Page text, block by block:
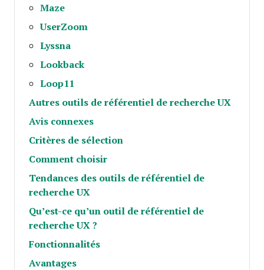
Maze
UserZoom
Lyssna
Lookback
Loop11
Autres outils de référentiel de recherche UX
Avis connexes
Critères de sélection
Comment choisir
Tendances des outils de référentiel de
recherche UX
Qu’est-ce qu’un outil de référentiel de
recherche UX ?
Fonctionnalités
Avantages